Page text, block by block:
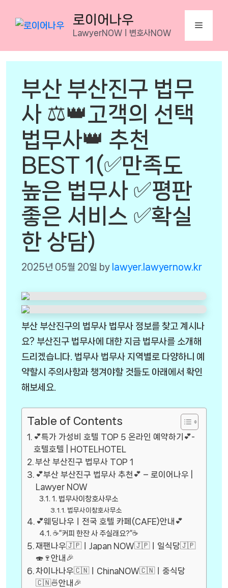
로이어나우
LawyerNOWㅣ변호사NOW
Menu
부산 부산진구 법무
사 ⚖️👑고객의 선택
법무사👑 추천
BEST 1(✅만족도
높은 법무사 ✅평판
좋은 서비스 ✅확실
한 상담)
2025년 05월 20일 by lawyer.lawyernow.kr
부산 부산진구의 법무사 법무사 정보를 찾고 계시나
요? 부산진구 법무사에 대한 지금 법무사를 소개해
드리겠습니다. 법무사 법무사 지역별로 다양하니 예
약할시 주의사항과 챙겨야할 것들도 아래에서 확인
해보세요.
Table of Contents
💕특가 가성비 호텔 TOP 5 온라인 예약하기💕-
호텔호텔 | HOTELHOTEL
부산 부산진구 법무사 TOP 1
💕부산 부산진구 법무사 추천💕 – 로이어나우 |
Lawyer NOW
1. 법무사이창호사무소
법무사이창호사무소
💕웨딩나우ㅣ전국 호텔 카페(CAFE)안내💕
☕”커피 한잔 사 주실래요?”☕
재팬나우🇯🇵ㅣJapan NOW🇯🇵ㅣ일식당🇯🇵
🍣🍷안내🎉
차이나나우🇨🇳ㅣChinaNOW🇨🇳ㅣ중식당
🇨🇳🍜안내🎉